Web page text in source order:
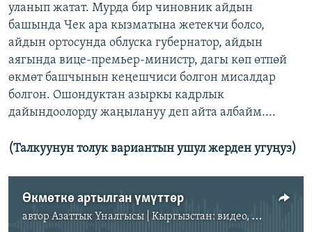
уланып жатат. Мурда бир чиновник айдын
башында Чек ара кызматына жетекчи болсо,
айдын ортосунда облуска губернатор, айдын
аягында вице-премьер-министр, дагы көп өтпөй
өкмөт башчынын кеңешчиси болгон мисалдар
болгон. Ошондуктан азыркы кадрлык
дайындоолорду жаңылануу деп айта албайм....
(Талкуунун толук вариантын ушул жерден угуңуз)
Өкмөткө артылган үмүттөр
автор Азаттык Үналгысы | Кыргызстан: видео, фото, кабарлар
No media source currently available